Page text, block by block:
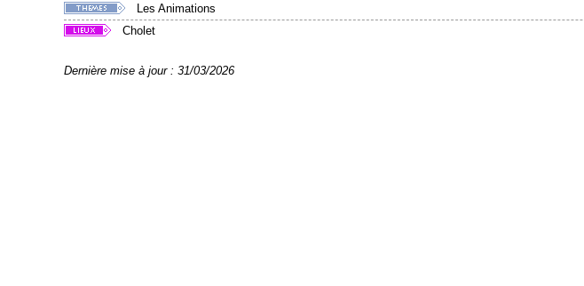
Les Animations
Cholet
Dernière mise à jour : 31/03/2026